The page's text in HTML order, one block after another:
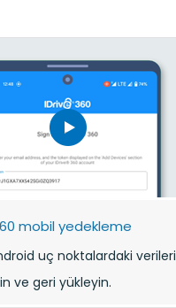
mobil yedekleme
uç noktalardaki verileri
ve geri yükleyin.